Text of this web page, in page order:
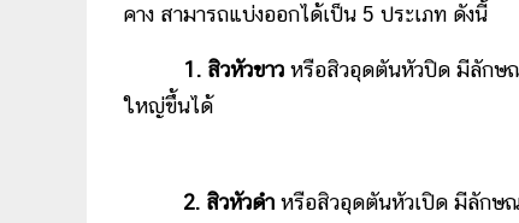
คาง สามารถแบ่งออกได้เป็น 5 ประเภท ดังนี้
1. สิวหัวขาว หรือสิวอุดตันหัวปิด มีลักษ
ใหญ่ขึ้นได้
2. สิวหัวดำ หรือสิวอุดตันหัวเปิด มีลักษ